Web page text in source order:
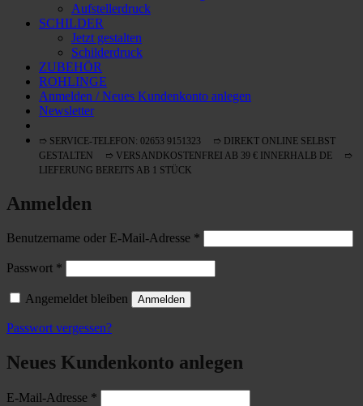
Aufstellerdruck
SCHILDER
Jetzt gestalten
Schilderdruck
ZUBEHÖR
ROHLINGE
Anmelden / Neues Kundenkonto anlegen
Newsletter
➱ SERVICE-TELEFON: 02653 9151323 ➱ DIREKT ONLINE SELBST
GESTALTEN ➱ VERSANDKOSTENFREI AB 39 € INNERHALB DE ➱
LIEFERUNG BEREITS AB 1 STÜCK
Anmelden
Benutzername oder E-Mail-Adresse *
Passwort *
Angemeldet bleiben Anmelden
Passwort vergessen?
Neues Kundenkonto anlegen
E-Mail-Adresse *